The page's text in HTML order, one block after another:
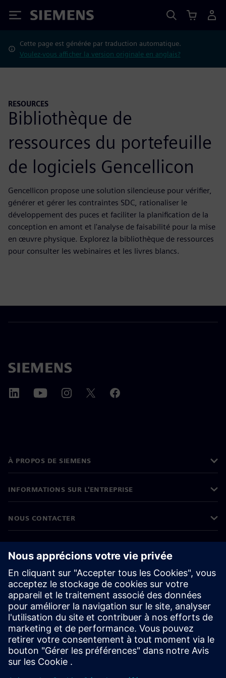
Siemens
Cette page est générée par traduction automatique.
Voulez-vous afficher la version originale en anglais?
RESOURCES
Bibliothèque de
ressources du portefeuille
de logiciels Gencellicon
Gencellicon propose une solution silencieuse pour vérifier,
générer et gérer les contraintes SDC, rationaliser le
développement des puces et faciliter la planification de la
conception en amont et l'analyse de faisabilité pour la mise
en œuvre physique. Explorez la bibliothèque de ressources
pour consulter les webinaires et les livres blancs.
À PROPOS DE SIEMENS
INFORMATIONS SUR L'ENTREPRISE
NOUS CONTACTER
©Siemens2026
Informations sur l'entreprise
Protection des données
Avis relatif aux cookies